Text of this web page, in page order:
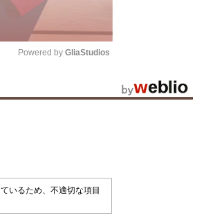
Powered by GliaStudios
いるため、不適切な項目